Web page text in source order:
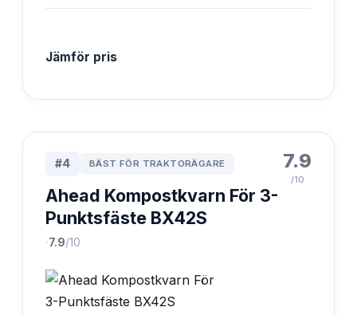
Jämför pris
#4 BÄST FÖR TRAKTORÄGARE
Ahead Kompostkvarn För 3-
Punktsfäste BX42S
·7.9/10
7.9
/10